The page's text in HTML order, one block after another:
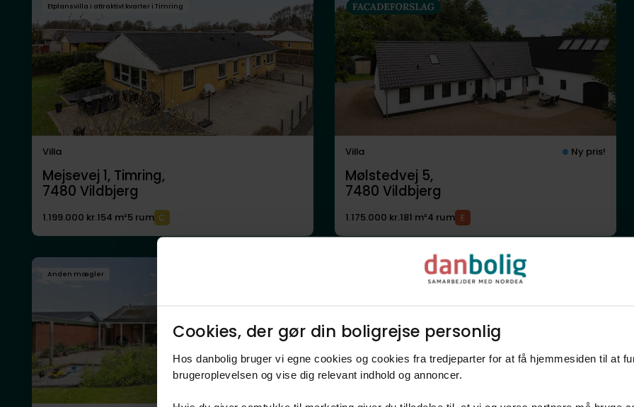
Cookies, der gør din boligrejse personlig​
Hos danbolig bruger vi egne cookies og cookies fra tredjeparter for at få hjemmesiden til at
brugeroplevelsen og vise dig relevant indhold og annoncer.​
Etplansvilla i attraktivt kvarter i Timring
Villa
Mejsevej 1, Timring,
7480 Vildbjerg
1.199.000 kr.154 m²5 rum
Villa Ny pris!
Mølstedvej 5,
7480 Vildbjerg
1.175.000 kr.181 m²4 rum
Anden mægler